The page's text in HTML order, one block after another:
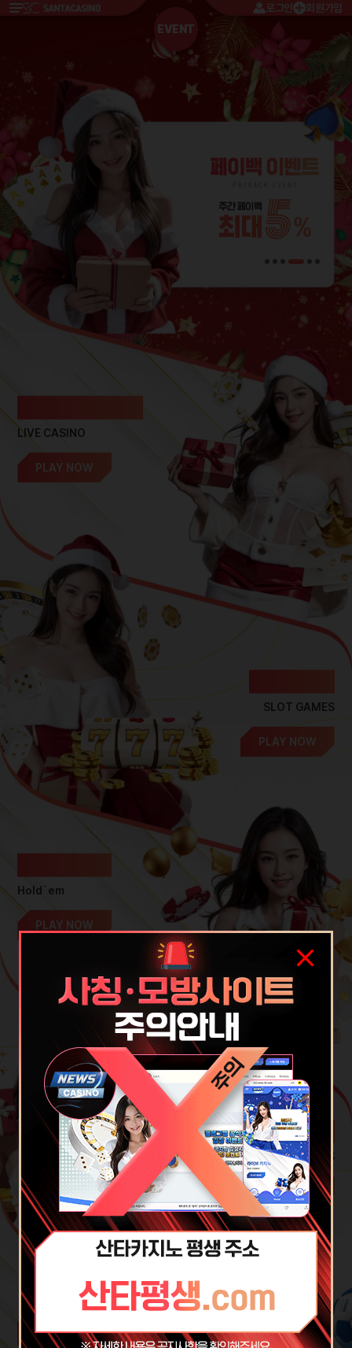
EVENT
로그인 회원가입
LIVE CASINO
PLAY NOW
SLOT GAMES
PLAY NOW
Hold`em
PLAY NOW
미니게임
MINI GAMES
PLAY NOW
스포츠베팅